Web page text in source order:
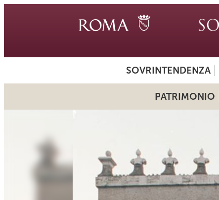
SOVRINTENDENZA
PATRIMONIO